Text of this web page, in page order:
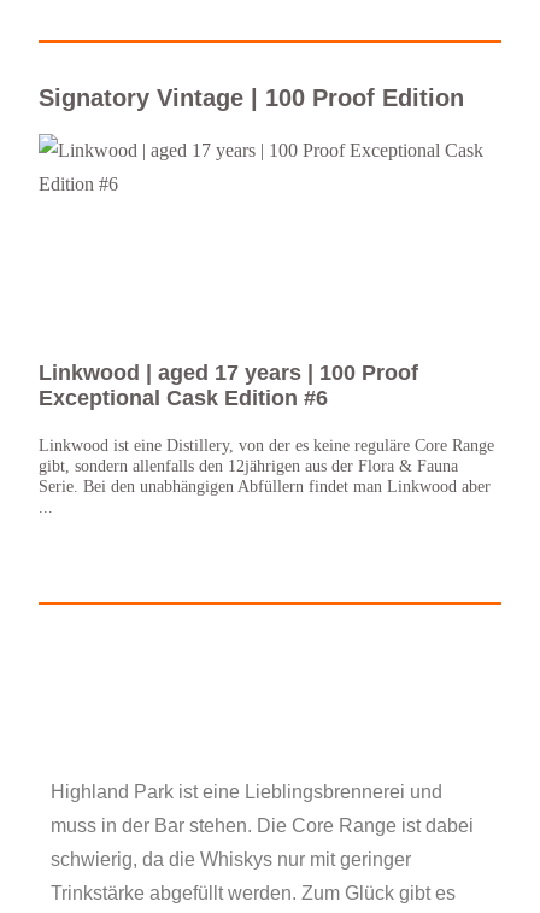
Signatory Vintage | 100 Proof Edition
Linkwood | aged 17 years | 100 Proof
Exceptional Cask Edition #6
Linkwood ist eine Distillery, von der es keine reguläre Core Range
gibt, sondern allenfalls den 12jährigen aus der Flora & Fauna
Serie. Bei den unabhängigen Abfüllern findet man Linkwood aber
Highland Park ist eine Lieblingsbrennerei und
muss in der Bar stehen. Die Core Range ist dabei
schwierig, da die Whiskys nur mit geringer
Trinkstärke abgefüllt werden. Zum Glück gibt es